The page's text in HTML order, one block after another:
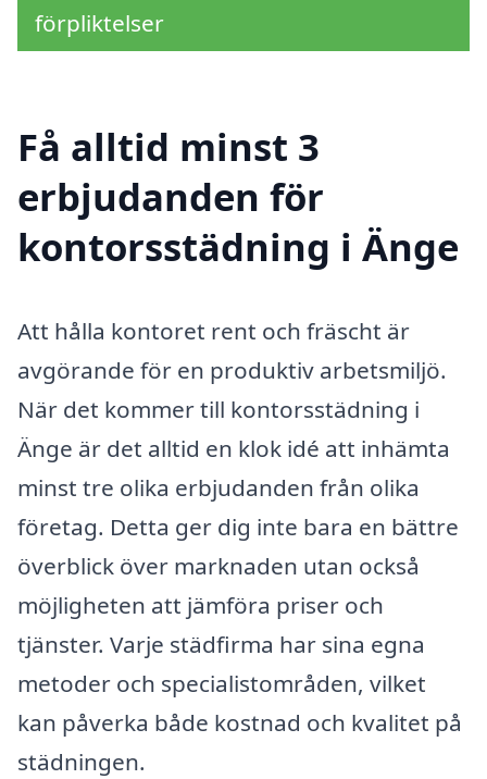
förpliktelser
Få alltid minst 3
erbjudanden för
kontorsstädning i Änge
Att hålla kontoret rent och fräscht är
avgörande för en produktiv arbetsmiljö.
När det kommer till kontorsstädning i
Änge är det alltid en klok idé att inhämta
minst tre olika erbjudanden från olika
företag. Detta ger dig inte bara en bättre
överblick över marknaden utan också
möjligheten att jämföra priser och
tjänster. Varje städfirma har sina egna
metoder och specialistområden, vilket
kan påverka både kostnad och kvalitet på
städningen.